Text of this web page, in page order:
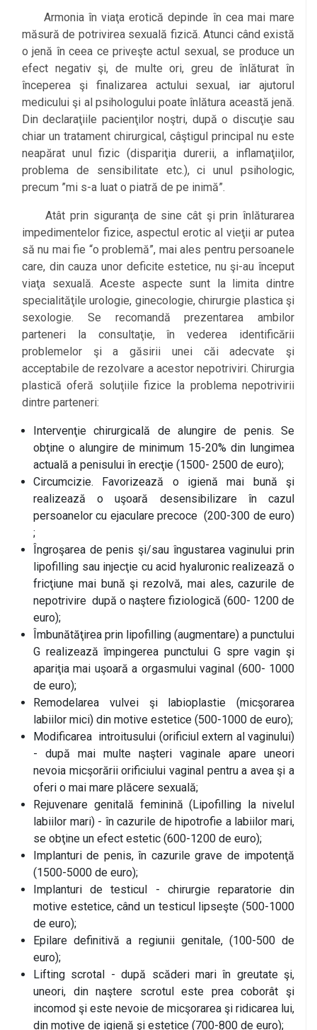
Armonia în viaţa erotică depinde în cea mai mare
măsură de potrivirea sexuală fizică. Atunci când există
o jenă în ceea ce priveşte actul sexual, se produce un
efect negativ şi, de multe ori, greu de înlăturat în
începerea şi finalizarea actului sexual, iar ajutorul
medicului şi al psihologului poate înlătura această jenă.
Din declaraţiile pacienţilor noştri, după o discuţie sau
chiar un tratament chirurgical, câştigul principal nu este
neapărat unul fizic (dispariţia durerii, a inflamaţiilor,
problema de sensibilitate etc.), ci unul psihologic,
precum ”mi s-a luat o piatră de pe inimă”.
Atât prin siguranţa de sine cât şi prin înlăturarea
impedimentelor fizice, aspectul erotic al vieţii ar putea
să nu mai fie “o problemă”, mai ales pentru persoanele
care, din cauza unor deficite estetice, nu şi-au început
viaţa sexuală. Aceste aspecte sunt la limita dintre
specialităţile urologie, ginecologie, chirurgie plastica şi
sexologie. Se recomandă prezentarea ambilor
parteneri la consultaţie, în vederea identificării
problemelor şi a găsirii unei căi adecvate şi
acceptabile de rezolvare a acestor nepotriviri. Chirurgia
plastică oferă soluţiile fizice la problema nepotrivirii
dintre parteneri:
Intervenţie chirurgicală de alungire de penis. Se
obţine o alungire de minimum 15-20% din lungimea
actuală a penisului în erecţie (1500- 2500 de euro);
Circumcizie. Favorizează o igienă mai bună şi
realizează o uşoară desensibilizare în cazul
persoanelor cu ejaculare precoce (200-300 de euro)
;
Îngroşarea de penis şi/sau îngustarea vaginului prin
lipofilling sau injecţie cu acid hyaluronic realizează o
fricţiune mai bună şi rezolvă, mai ales, cazurile de
nepotrivire după o naştere fiziologică (600- 1200 de
euro);
Îmbunătăţirea prin lipofilling (augmentare) a punctului
G realizează împingerea punctului G spre vagin şi
apariţia mai uşoară a orgasmului vaginal (600- 1000
de euro);
Remodelarea vulvei şi labioplastie (micşorarea
labiilor mici) din motive estetice (500-1000 de euro);
Modificarea introitusului (orificiul extern al vaginului)
- după mai multe naşteri vaginale apare uneori
nevoia micşorării orificiului vaginal pentru a avea şi a
oferi o mai mare plăcere sexuală;
Rejuvenare genitală feminină (Lipofilling la nivelul
labiilor mari) - în cazurile de hipotrofie a labiilor mari,
se obţine un efect estetic (600-1200 de euro);
Implanturi de penis, în cazurile grave de impotenţă
(1500-5000 de euro);
Implanturi de testicul - chirurgie reparatorie din
motive estetice, când un testicul lipseşte (500-1000
de euro);
Epilare definitivă a regiunii genitale, (100-500 de
euro);
Lifting scrotal - după scăderi mari în greutate şi,
uneori, din naştere scrotul este prea coborât şi
incomod şi este nevoie de micşorarea şi ridicarea lui,
din motive de igienă şi estetice (700-800 de euro);